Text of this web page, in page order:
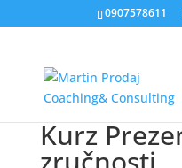
0907578611
Kurz